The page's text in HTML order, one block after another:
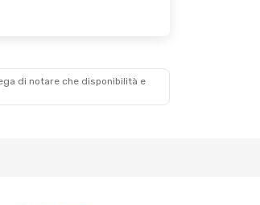
di notare che disponibilità e